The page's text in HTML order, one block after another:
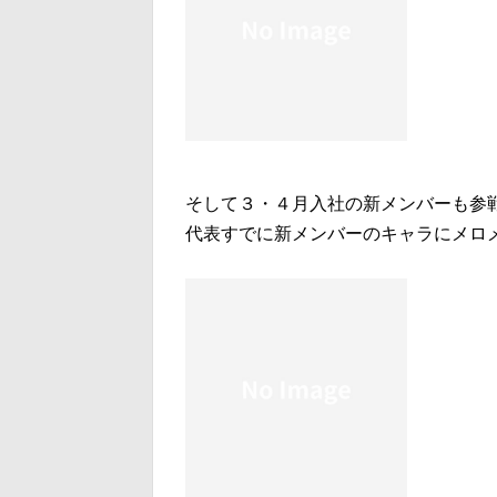
そして３・４月入社の新メンバーも参
代表すでに新メンバーのキャラにメロ